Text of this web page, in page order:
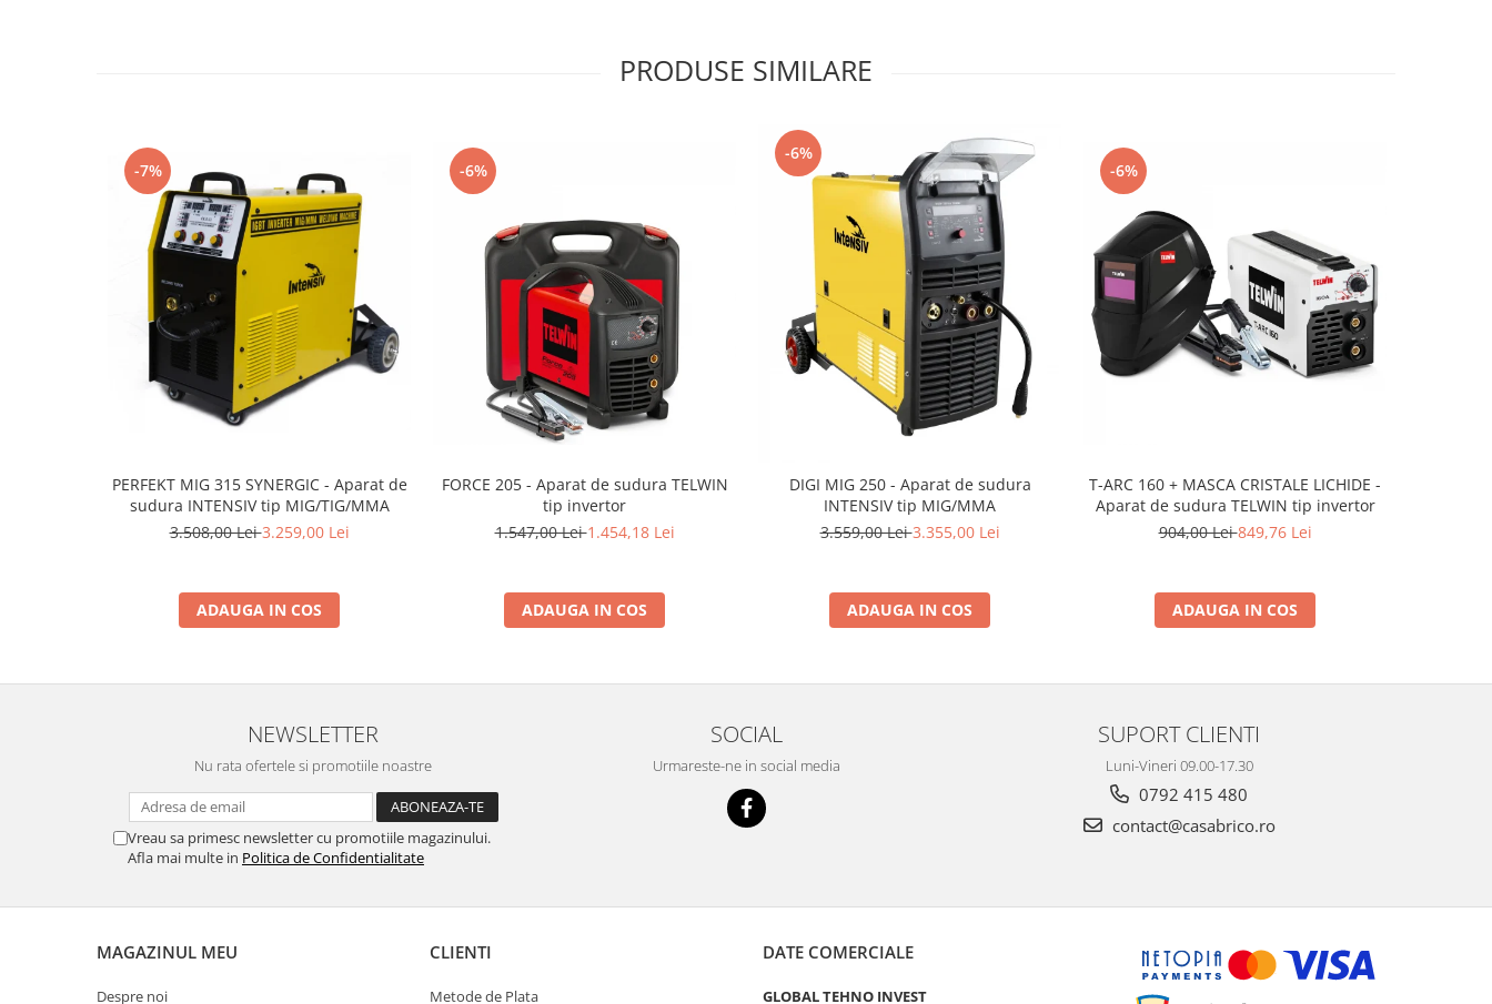
Masini de amestecat
Modelare si bricolaj
Capsatoare electrice
Lanterne acumulator
Utilaje pentru constructii
Maiuri compactoare
Cilindri vibrocompactori
Vibratoare beton
Transpaleti hidraulici
Tehnica diamantata
Masini de carotat
Discuri diamantate
PRODUSE SIMILARE
-7%
PERFEKT MIG 315 SYNERGIC - Aparat de
sudura INTENSIV tip MIG/TIG/MMA
3.508,00 Lei3.259,00 Lei
ADAUGA IN COS
-6%
FORCE 205 - Aparat de sudura TELWIN
tip invertor
1.547,00 Lei1.454,18 Lei
ADAUGA IN COS
-6%
DIGI MIG 250 - Aparat de sudura
INTENSIV tip MIG/MMA
3.559,00 Lei3.355,00 Lei
ADAUGA IN COS
-6%
T-ARC 160 + MASCA CRISTALE LICHIDE -
Aparat de sudura TELWIN tip invertor
904,00 Lei849,76 Lei
ADAUGA IN COS
NEWSLETTER
Nu rata ofertele si promotiile noastre
Vreau sa primesc newsletter cu promotiile magazinului.
Afla mai multe in Politica de Confidentialitate
SOCIAL
Urmareste-ne in social media
SUPORT CLIENTI
Luni-Vineri 09.00-17.30
0792 415 480
contact@casabrico.ro
MAGAZINUL MEU
Despre noi
CLIENTI
Metode de Plata
DATE COMERCIALE
GLOBAL TEHNO INVEST